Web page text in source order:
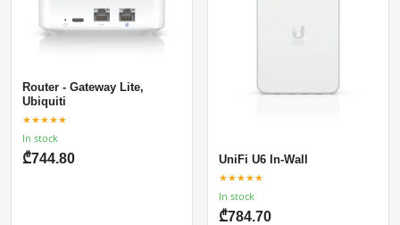
Router - Gateway Lite,
Ubiquiti
★★★★★
In stock
₾744.80
UniFi U6 In-Wall
★★★★★
In stock
₾784.70